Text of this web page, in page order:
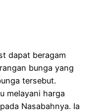
dapat beragam
bunga yang
tersebut.
melayani harga
Nasabahnya. Ia